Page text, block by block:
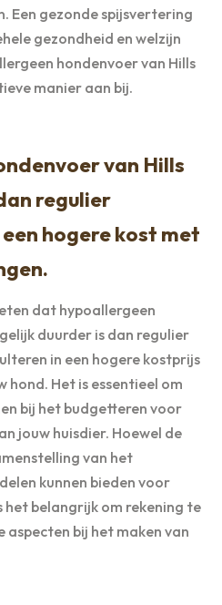
Een gezonde spijsvertering
gezondheid en welzijn
hondenvoer van Hills
manier aan bij.
van Hills
regulier
hogere kost met
dat hypoallergeen
duurder is dan regulier
in een hogere kostprijs
hond. Het is essentieel om
bij het budgetteren voor
jouw huisdier. Hoewel de
van het
kunnen bieden voor
het belangrijk om rekening te
bij het maken van